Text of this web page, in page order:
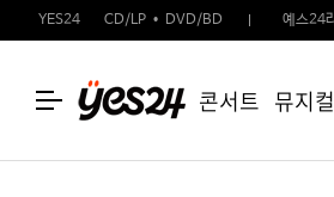
YES24 CD/LP DVD/BD 예스24
콘서트 뮤지컬